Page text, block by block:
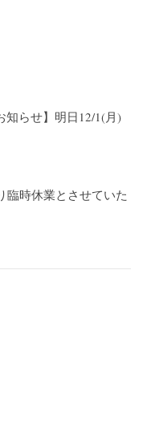
知らせ】明日12/1(月)
臨時休業とさせていた